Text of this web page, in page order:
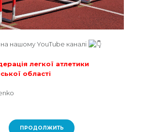
нашому YouTube каналі
легкої атлетики
області
ПРОДОЛЖИТЬ